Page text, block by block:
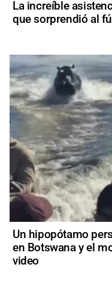
La increíble
que sorprendió al
Un hipopótamo
en Botswana y el
video